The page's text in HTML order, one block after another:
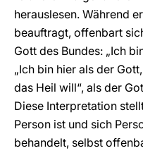
herauslesen. Während
beauftragt, offenbart
Gott des Bundes: „Ich
„Ich bin hier als der
das Heil will“, als der
Diese Interpretation
Person ist und sich
behandelt, selbst